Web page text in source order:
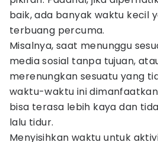
baik, ada banyak waktu kecil
terbuang percuma.
Misalnya, saat menunggu
media sosial tanpa tujuan,
merenungkan sesuatu yang
waktu-waktu ini
bisa terasa lebih kaya dan
lalu tidur.
Menyisihkan waktu untuk